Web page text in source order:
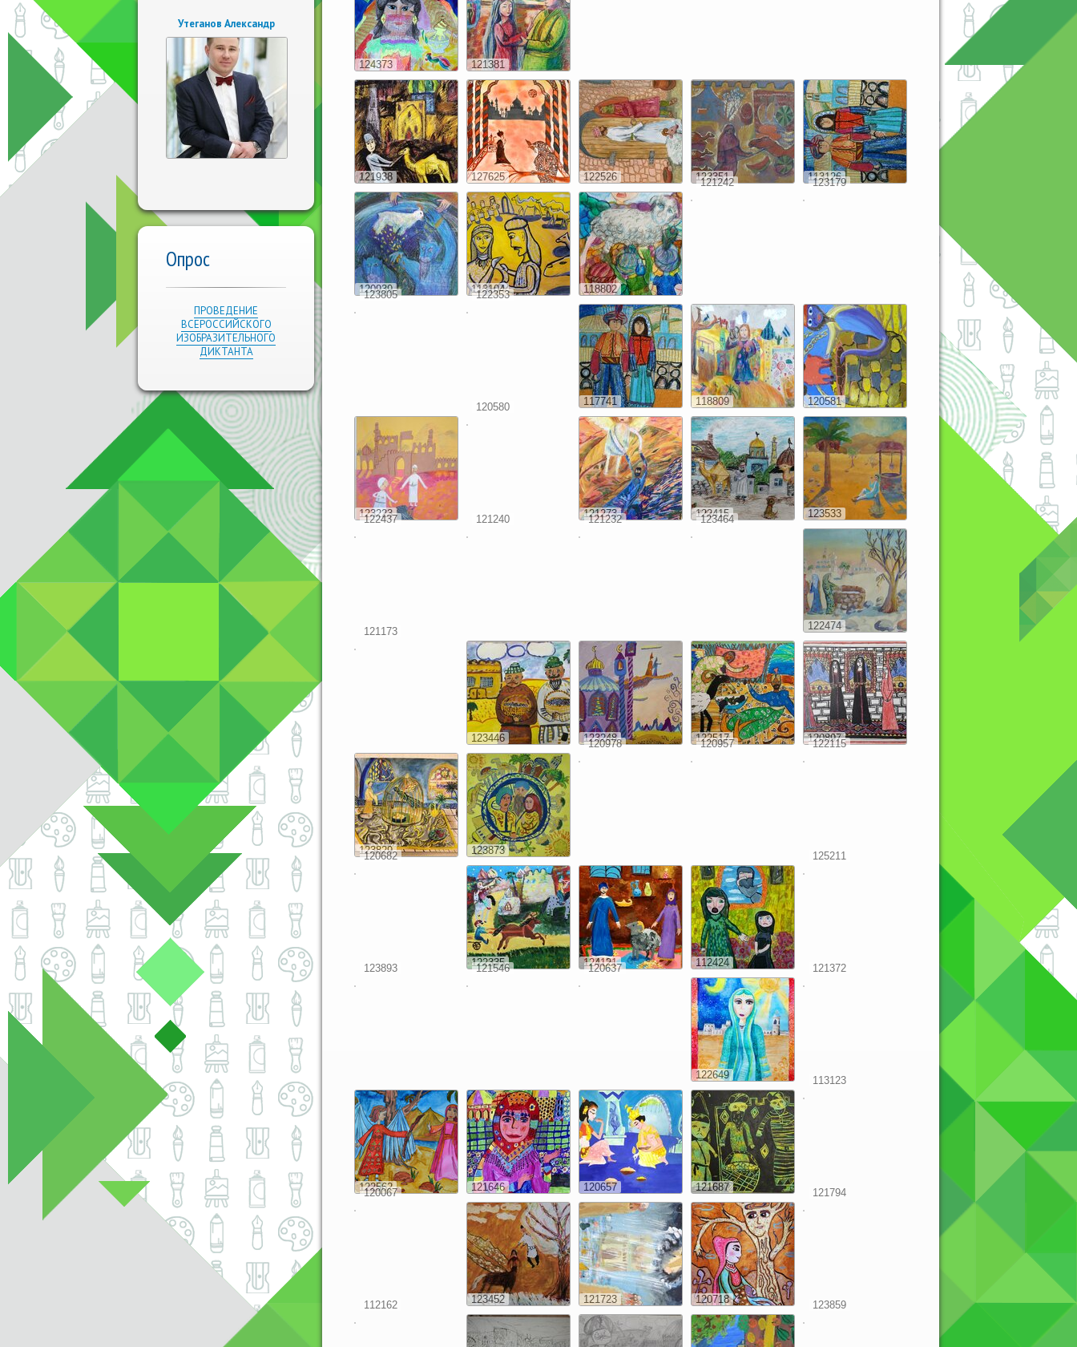
Утеганов Александр
Опрос
ПРОВЕДЕНИЕ
ВСЕРОССИЙСКОГО
ИЗОБРАЗИТЕЛЬНОГО
ДИКТАНТА
124373 121381
121938 127625 122526 123351 113126
120939 113104 118802
121242 123179
123805 122353
117741 118809 120581
123223
120580
121273 122415 123533
122437 121240 121232 123464
122474
121173
123446 123248 122517 120897
123829 123873
120978 120957 122115
120682
122335 124121 112424
125211
123893 121546 120637
122649
121372
122562 121646 120657 121687
113123
120067
123452 121723 120718
121794
112162 123859